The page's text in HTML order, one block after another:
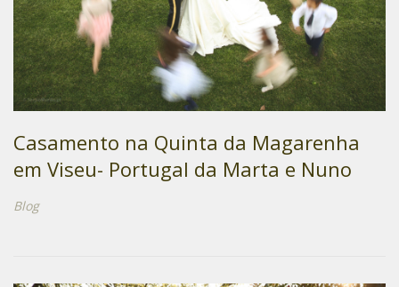
Casamento na Quinta da Magarenha
em Viseu- Portugal da Marta e Nuno
Blog